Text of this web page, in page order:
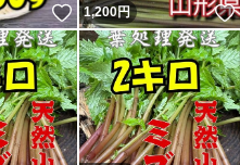
いいね！
1,200円